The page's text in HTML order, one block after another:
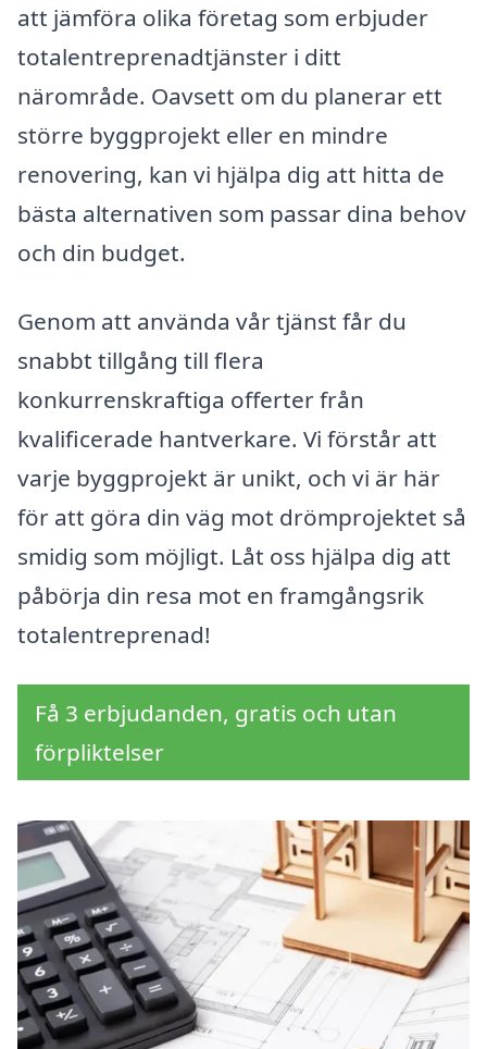
att jämföra olika företag som erbjuder
totalentreprenadtjänster i ditt
närområde. Oavsett om du planerar ett
större byggprojekt eller en mindre
renovering, kan vi hjälpa dig att hitta de
bästa alternativen som passar dina behov
och din budget.
Genom att använda vår tjänst får du
snabbt tillgång till flera
konkurrenskraftiga offerter från
kvalificerade hantverkare. Vi förstår att
varje byggprojekt är unikt, och vi är här
för att göra din väg mot drömprojektet så
smidig som möjligt. Låt oss hjälpa dig att
påbörja din resa mot en framgångsrik
totalentreprenad!
Få 3 erbjudanden, gratis och utan
förpliktelser